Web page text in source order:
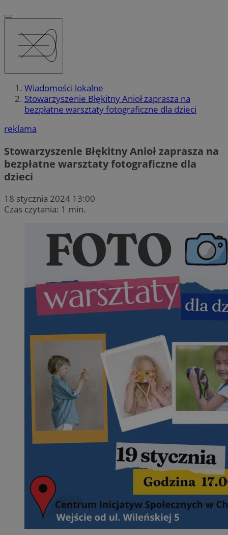
Wiadomości lokalne
Stowarzyszenie Błękitny Anioł zaprasza na
bezpłatne warsztaty fotograficzne dla dzieci
reklama
Stowarzyszenie Błękitny Anioł zaprasza na
bezpłatne warsztaty fotograficzne dla
dzieci
18 stycznia 2024 13:00
Czas czytania: 1 min.